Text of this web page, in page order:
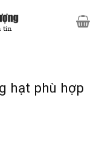
hạt phù hợp